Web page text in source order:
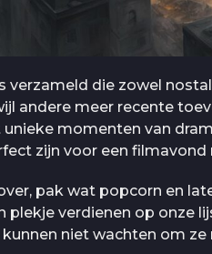
verzameld die zowel
andere meer recente
momenten van
zijn voor een
pak wat popcorn en
plekje verdienen op onze
niet wachten om ze